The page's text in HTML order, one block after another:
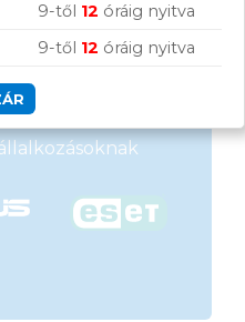
szállítás
9-től 12 óráig nyitva
9-től 12 óráig nyitva